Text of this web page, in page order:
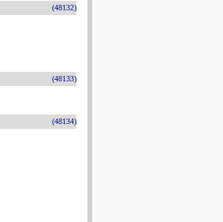
(48132)
(48133)
(48134)